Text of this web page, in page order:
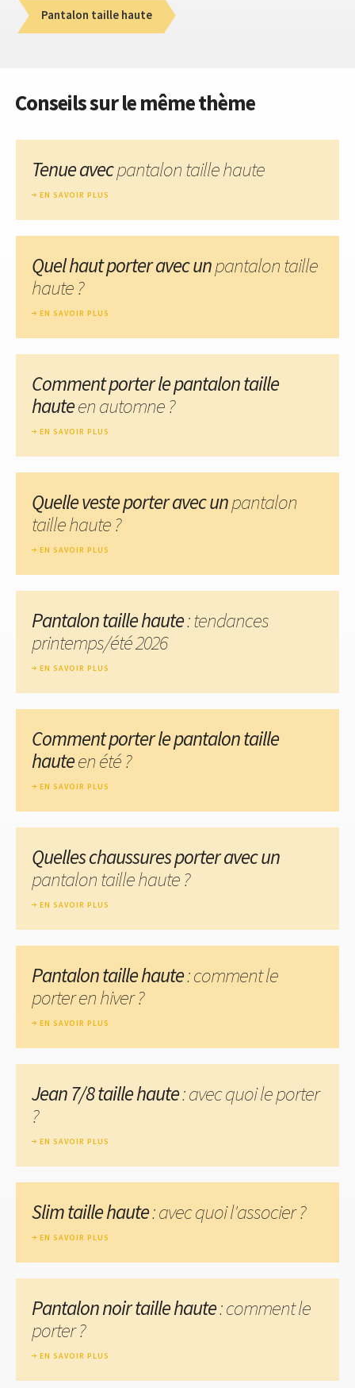
Pantalon taille haute
Conseils sur le même thème
Tenue avecpantalon taille haute
EN SAVOIR PLUS
Quel haut porter avec unpantalon taille
haute ?
EN SAVOIR PLUS
Comment porter le pantalon taille
hauteen automne ?
EN SAVOIR PLUS
Quelle veste porter avec unpantalon
taille haute ?
EN SAVOIR PLUS
Pantalon taille haute: tendances
printemps/été 2026
EN SAVOIR PLUS
Comment porter le pantalon taille
hauteen été ?
EN SAVOIR PLUS
Quelles chaussures porter avec un
pantalon taille haute ?
EN SAVOIR PLUS
Pantalon taille haute: comment le
porter en hiver ?
EN SAVOIR PLUS
Jean 7/8 taille haute: avec quoi le porter
?
EN SAVOIR PLUS
Slim taille haute: avec quoi l'associer ?
EN SAVOIR PLUS
Pantalon noir taille haute: comment le
porter ?
EN SAVOIR PLUS